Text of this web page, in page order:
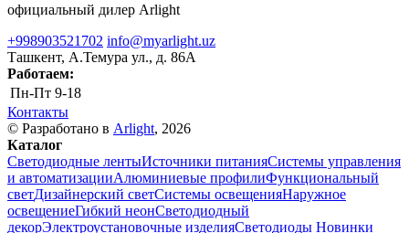
официальный дилер Arlight
+998903521702 info@myarlight.uz
Ташкент, А.Темура ул., д. 86А
Работаем:
Пн-Пт 9-18
Контакты
© Разработано в Arlight, 2026
Каталог
Светодиодные лентыИсточники питанияСистемы управления
и автоматизацииАлюминиевые профилиФункциональный
светДизайнерский светСистемы освещенияНаружное
освещениеГибкий неонСветодиодный
декорЭлектроустановочные изделияСветодиоды Новинки